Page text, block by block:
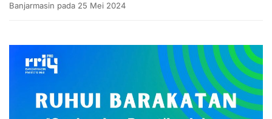
Banjarmasin pada 25 Mei 2024